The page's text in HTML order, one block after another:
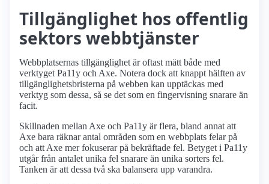
Tillgänglighet hos offentlig
sektors webbtjänster
Webbplatsernas tillgänglighet är oftast mätt både med
verktyget Pa11y och Axe. Notera dock att knappt hälften av
tillgänglighetsbristerna på webben kan upptäckas med
verktyg som dessa, så se det som en fingervisning snarare än
facit.
Skillnaden mellan Axe och Pa11y är flera, bland annat att
Axe bara räknar antal områden som en webbplats felar på
och att Axe mer fokuserar på bekräftade fel. Betyget i Pa11y
utgår från antalet unika fel snarare än unika sorters fel.
Tanken är att dessa två ska balansera upp varandra.